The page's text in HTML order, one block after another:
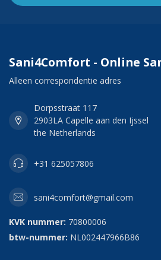
Sani4Comfort - Online
Alleen correspondentie adres
Dorpsstraat 117
2903LA Capelle aan den Ijssel
the Netherlands
+31 625057806
sani4comfort@gmail.com
KVK nummer: 70800006
btw-nummer: NL002447966B86